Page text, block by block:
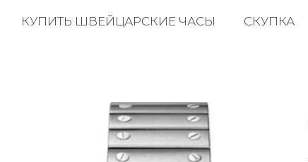
КУПИТЬ ШВЕЙЦАРСКИЕ ЧАСЫ СКУПКА